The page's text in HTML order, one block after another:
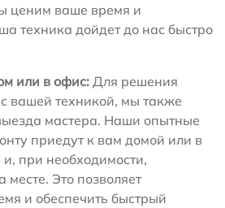
ценим ваше время и
техника дойдет до нас быстро
или в офис: Для решения
вашей техникой, мы также
мастера. Наши опытные
приедут к вам домой или в
при необходимости,
Это позволяет
и обеспечить быстрый